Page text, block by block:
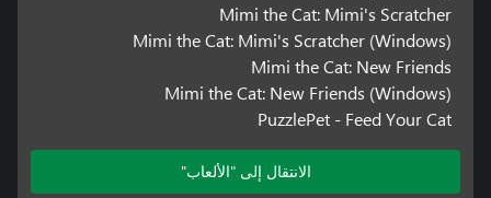
Mimi the Cat: Mimi's Scratcher
Mimi the Cat: Mimi's Scratcher (Windows)
Mimi the Cat: New Friends
Mimi the Cat: New Friends (Windows)
PuzzlePet - Feed Your Cat
الانتقال إلى "الألعاب"